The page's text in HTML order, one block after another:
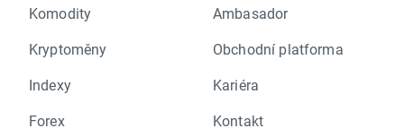
Komodity
Kryptoměny
Indexy
Forex
Ambasador
Obchodní platforma
Kariéra
Kontakt